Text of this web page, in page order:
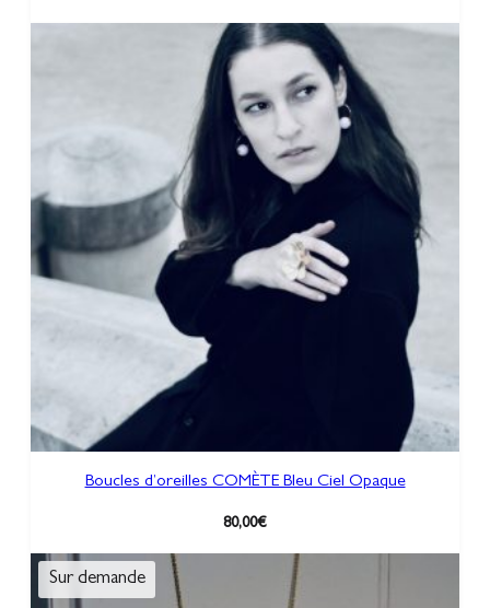
Boucles d’oreilles COMÈTE Bleu Ciel Opaque
80,00€